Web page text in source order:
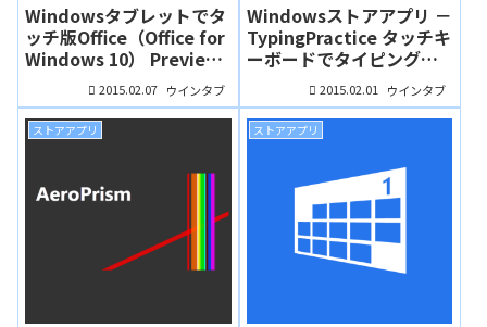
Windowsタブレットでタ
ッチ版Office（Office for
Windows 10） Preview
を試してみた2015.02.07 ウインタブ
Windowsストアアプリ －
TypingPractice タッチキ
ーボードでタイピング練
習、でも使いにくい
2015.02.01 ウインタブ
ストアアプリ ストアアプリ